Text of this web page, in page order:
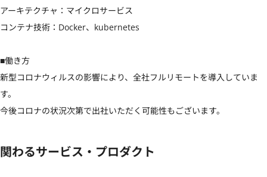
アーキテクチャ：マイクロサービス
コンテナ技術：Docker、kubernetes
■働き方
新型コロナウィルスの影響により、全社フルリモートを導入していま
す。
今後コロナの状況次第で出社いただく可能性もございます。
関わるサービス・プロダクト